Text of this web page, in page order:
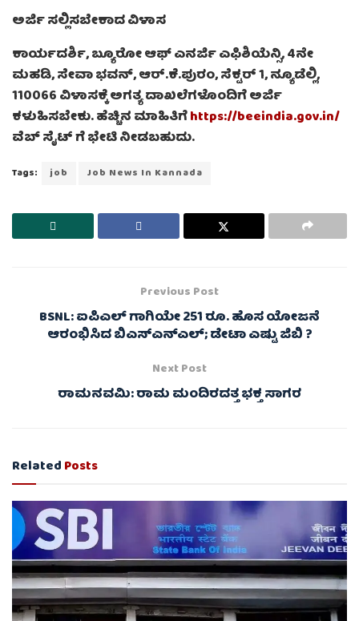
ಅರ್ಜಿ ಸಲ್ಲಿಸಬೇಕಾದ ವಿಳಾಸ
ಕಾರ್ಯದರ್ಶಿ, ಬ್ಯೂರೋ ಆಫ್ ಎನರ್ಜಿ ಎಫಿಶಿಯೆನ್ಸಿ, 4ನೇ
ಮಹಡಿ, ಸೇವಾ ಭವನ್, ಆರ್.ಕೆ.ಪುರಂ, ಸೆಕ್ಟರ್ 1, ನ್ಯೂಡೆಲ್ಲಿ,
110066 ವಿಳಾಸಕ್ಕೆ ಅಗತ್ಯ ದಾಖಲೆಗಳೊಂದಿಗೆ ಅರ್ಜಿ
ಕಳುಹಿಸಬೇಕು. ಹೆಚ್ಚಿನ ಮಾಹಿತಿಗೆhttps://beeindia.gov.in/
ವೆಬ್ ಸೈಟ್ ಗೆ ಭೇಟಿ ನೀಡಬಹುದು.
Tags: job Job News In Kannada
Previous Post
BSNL: ಐಪಿಎಲ್ ಗಾಗಿಯೇ 251 ರೂ. ಹೊಸ ಯೋಜನೆ
ಆರಂಭಿಸಿದ ಬಿಎಸ್ಎನ್ಎಲ್; ಡೇಟಾ ಎಷ್ಟು ಜಿಬಿ ?
Next Post
ರಾಮನವಮಿ: ರಾಮ ಮಂದಿರದತ್ತ ಭಕ್ತ ಸಾಗರ
RelatedPosts